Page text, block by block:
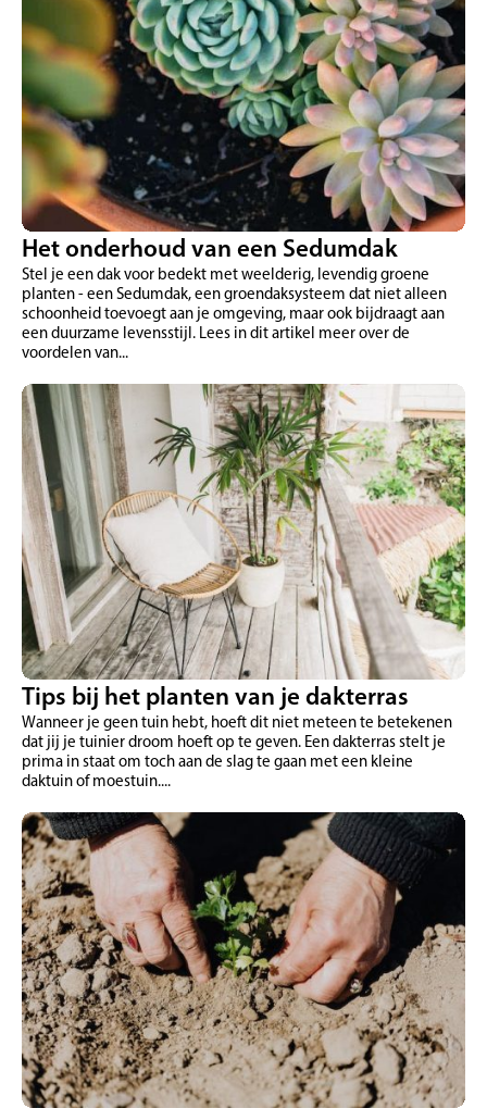
Het onderhoud van een Sedumdak
Stel je een dak voor bedekt met weelderig, levendig groene
planten - een Sedumdak, een groendaksysteem dat niet alleen
schoonheid toevoegt aan je omgeving, maar ook bijdraagt aan
een duurzame levensstijl. Lees in dit artikel meer over de
voordelen van...
Tips bij het planten van je dakterras
Wanneer je geen tuin hebt, hoeft dit niet meteen te betekenen
dat jij je tuinier droom hoeft op te geven. Een dakterras stelt je
prima in staat om toch aan de slag te gaan met een kleine
daktuin of moestuin....